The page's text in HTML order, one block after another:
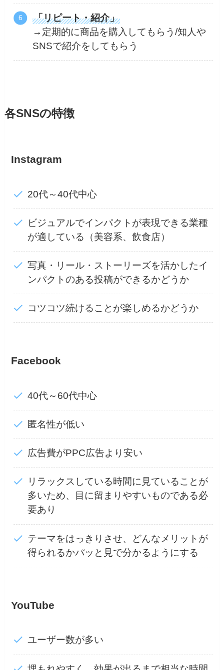
「リピート・紹介」
→定期的に商品を購入してもらう/知人や
SNSで紹介をしてもらう
各SNSの特徴
Instagram
20代～40代中心
ビジュアルでインパクトが表現できる業種
が適している（美容系、飲食店）
写真・リール・ストーリーズを活かしたイ
ンパクトのある投稿ができるかどうか
コツコツ続けることが楽しめるかどうか
Facebook
40代～60代中心
匿名性が低い
広告費がPPC広告より安い
リラックスしている時間に見ていることが
多いため、目に留まりやすいものである必
要あり
テーマをはっきりさせ、どんなメリットが
得られるかパッと見で分かるようにする
YouTube
ユーザー数が多い